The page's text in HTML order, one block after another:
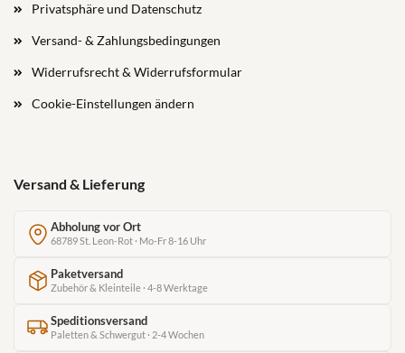
Privatsphäre und Datenschutz
Versand- & Zahlungsbedingungen
Widerrufsrecht & Widerrufsformular
Cookie-Einstellungen ändern
Versand & Lieferung
Abholung vor Ort
68789 St. Leon-Rot · Mo-Fr 8-16 Uhr
Paketversand
Zubehör & Kleinteile · 4-8 Werktage
Speditionsversand
Paletten & Schwergut · 2-4 Wochen